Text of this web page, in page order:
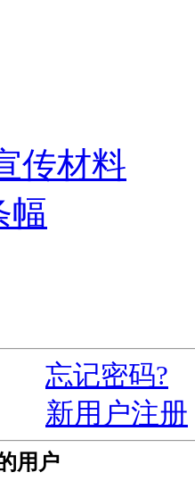
传材料
幅
忘记密码?
新用户注册
用户